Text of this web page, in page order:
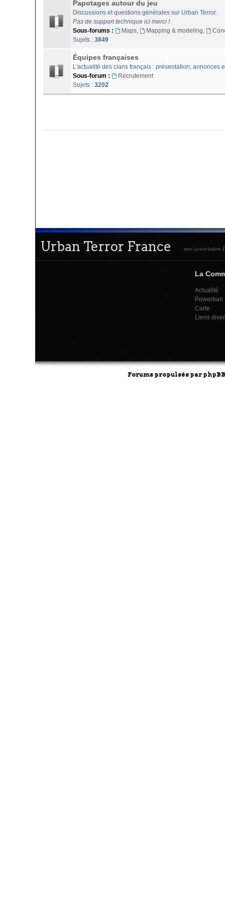
Papotages autour du jeu
Discussions et questions générales sur Urban Terror.
Pas de support technique ici merci !
Sous-forums :
Maps, Mapping & modeling,
Sujets : 3849
Équipes françaises
L'actualité des clans français : présentation, annonces
Sous-forum :
Recrutement
Sujets : 3202
Urban Terror France une association
La
Actualité
Powerban
Carte
Liens
Forums propulsés par phpBB